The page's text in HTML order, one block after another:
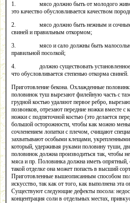
1. мясо должно быть от молодого
это качество обусловливается качеством
2. мясо должно быть нежным и сочным;
свиней и правильным откормом;
3. мясо и сало должны быть
правильной посолкой;
4. должно существовать установленное
что обусловливается степенью откорма свиней.
Приготовление бекона. Охлажденные
половинок туш вырезают филейную часть с
грудной костью удаляют первое ребро,
позвонков, отрезают передние ножки вместе
ножки с подпяточной костью (это делается
большой осторожности, чтобы как можно
сочленением лопатки с плечом, счищают
захватывают особыми клещами,
который, удерживая руками половину туши,
половинок должна производиться так, чтобы
мяса и пр. Половинка должна иметь опрятный,
такой отделке она может попасть в высший
Приготовленные вышеописанным способом
искусство, так как от того, как выполнена эта
Существуют следующие дефекты посола:
концентрация соли в отдельных местах,